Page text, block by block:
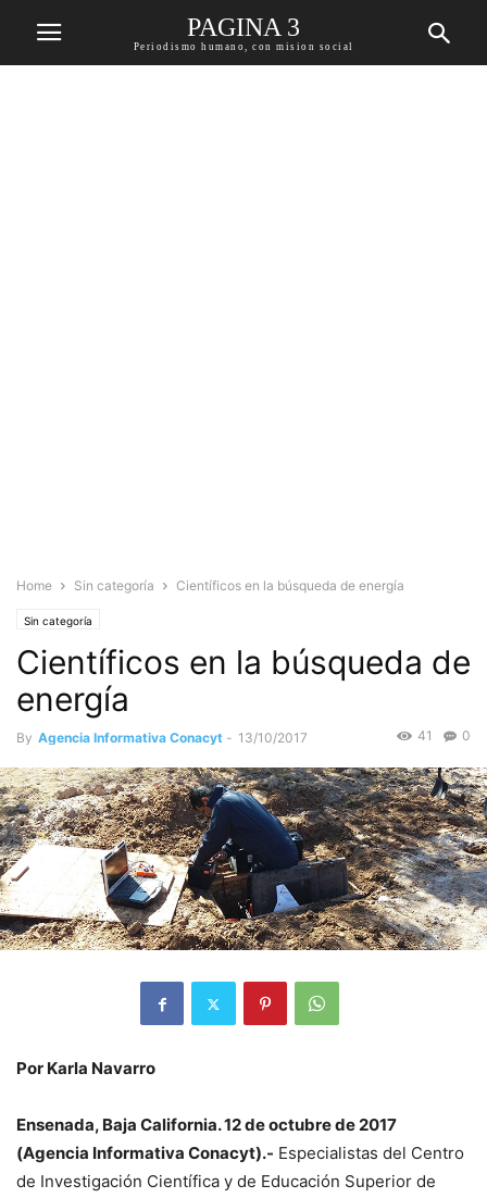
PAGINA 3
Periodismo humano, con mision social
Home Sin categoría Científicos en la búsqueda de energía
Sin categoría
Científicos en la búsqueda de
energía
By Agencia Informativa Conacyt - 13/10/2017 0
41
Por Karla Navarro
Ensenada, Baja California. 12 de octubre de 2017
(Agencia Informativa Conacyt).- Especialistas del Centro
de Investigación Científica y de Educación Superior de